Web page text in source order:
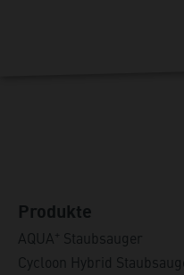
Produkte
AQUA + Staubsauger
Cycloon Hybrid